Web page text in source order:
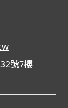
號7樓